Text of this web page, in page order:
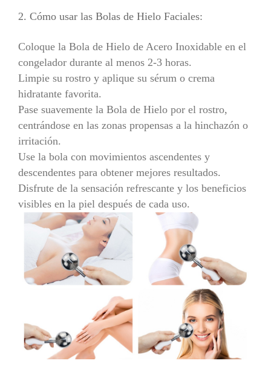
2. Cómo usar las Bolas de Hielo Faciales:
Coloque la Bola de Hielo de Acero Inoxidable en el
congelador durante al menos 2-3 horas.
Limpie su rostro y aplique su sérum o crema
hidratante favorita.
Pase suavemente la Bola de Hielo por el rostro,
centrándose en las zonas propensas a la hinchazón o
irritación.
Use la bola con movimientos ascendentes y
descendentes para obtener mejores resultados.
Disfrute de la sensación refrescante y los beneficios
visibles en la piel después de cada uso.